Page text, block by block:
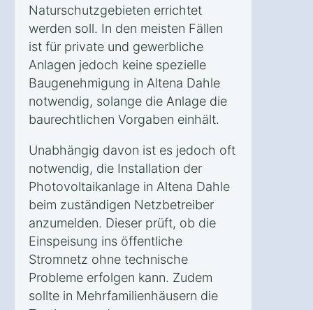
Naturschutzgebieten errichtet
werden soll. In den meisten Fällen
ist für private und gewerbliche
Anlagen jedoch keine spezielle
Baugenehmigung in Altena Dahle
notwendig, solange die Anlage die
baurechtlichen Vorgaben einhält.
Unabhängig davon ist es jedoch oft
notwendig, die Installation der
Photovoltaikanlage in Altena Dahle
beim zuständigen Netzbetreiber
anzumelden. Dieser prüft, ob die
Einspeisung ins öffentliche
Stromnetz ohne technische
Probleme erfolgen kann. Zudem
sollte in Mehrfamilienhäusern die